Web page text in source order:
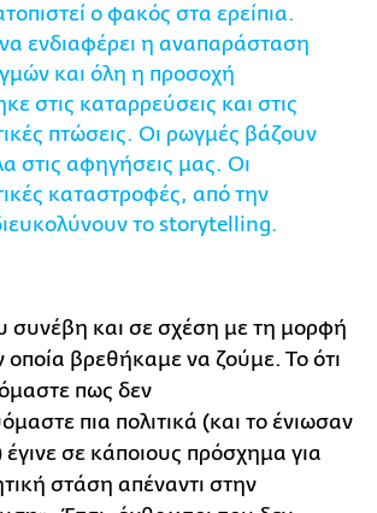
ο φακός στα ερείπια.
ενδιαφέρει η αναπαράσταση
και όλη η προσοχή
στις καταρρεύσεις και στις
πτώσεις. Οι ρωγμές βάζουν
στις αφηγήσεις μας. Οι
καταστροφές, από την
το storytelling.
συνέβη και σε σχέση με τη μορφή
οποία βρεθήκαμε να ζούμε. Το ότι
πως δεν
πια πολιτικά (και το ένιωσαν
έγινε σε κάποιους πρόσχημα για
στάση απέναντι στην